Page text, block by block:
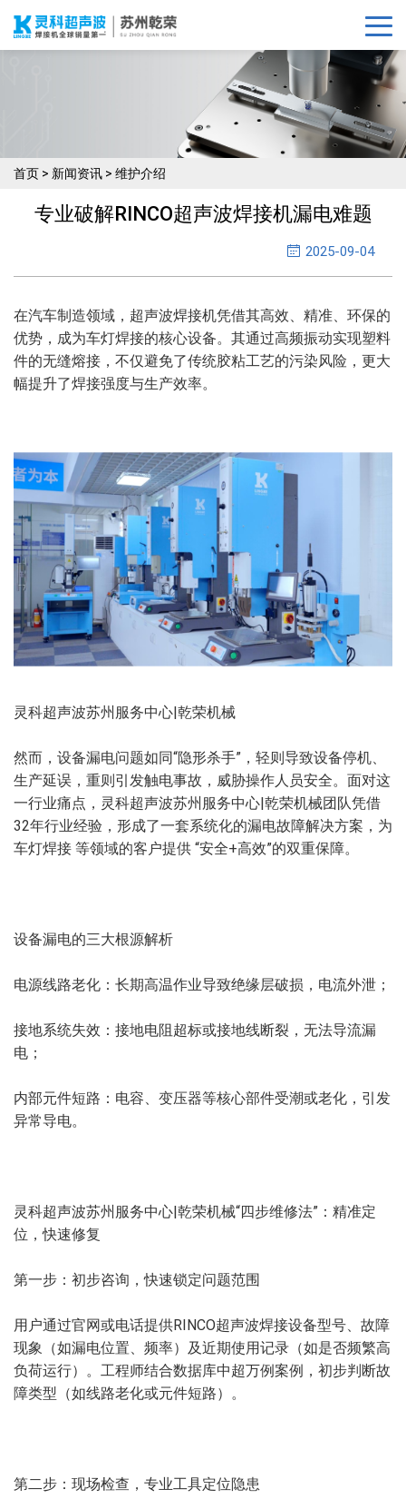
首页 > 新闻资讯 > 维护介绍
专业破解RINCO超声波焊接机漏电难题
2025-09-04
在汽车制造领域，超声波焊接机凭借其高效、精准、环保的
优势，成为车灯焊接的核心设备。其通过高频振动实现塑料
件的无缝熔接，不仅避免了传统胶粘工艺的污染风险，更大
幅提升了焊接强度与生产效率。
灵科超声波苏州服务中心|乾荣机械
然而，设备漏电问题如同“隐形杀手”，轻则导致设备停机、
生产延误，重则引发触电事故，威胁操作人员安全。面对这
一行业痛点，灵科超声波苏州服务中心|乾荣机械团队凭借
32年行业经验，形成了一套系统化的漏电故障解决方案，为
车灯焊接 等领域的客户提供 “安全+高效”的双重保障。
设备漏电的三大根源解析
电源线路老化：长期高温作业导致绝缘层破损，电流外泄；
接地系统失效：接地电阻超标或接地线断裂，无法导流漏
电；
内部元件短路：电容、变压器等核心部件受潮或老化，引发
异常导电。
灵科超声波苏州服务中心|乾荣机械“四步维修法”：精准定
位，快速修复
第一步：初步咨询，快速锁定问题范围
用户通过官网或电话提供RINCO超声波焊接设备型号、故障
现象（如漏电位置、频率）及近期使用记录（如是否频繁高
负荷运行）。工程师结合数据库中超万例案例，初步判断故
障类型（如线路老化或元件短路）。
第二步：现场检查，专业工具定位隐患